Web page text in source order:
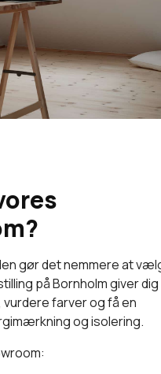
gør det nemmere at
på Bornholm giver dig
farver og få en
og isolering.